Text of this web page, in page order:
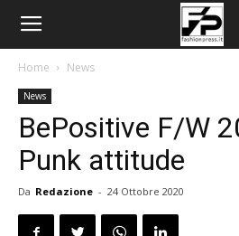
Home News
News
BePositive F/W
Punk attitude
Da Redazione - 24 Ottobre 2020